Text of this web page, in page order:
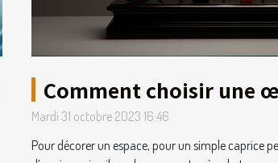
Comment choisir une
Mardi 31 octobre 2023 16:46
Pour décorer un espace, pour un simple caprice